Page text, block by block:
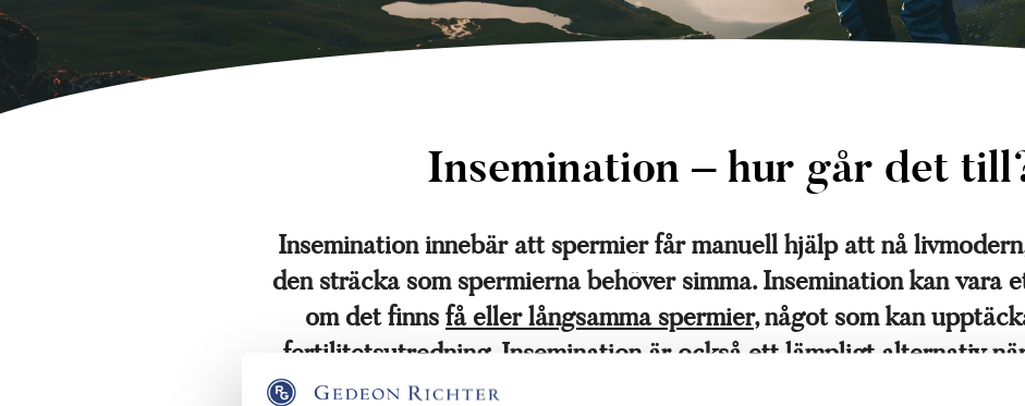
Insemination – hur går det
Insemination innebär att spermier får manuell hjälp att nå
den sträcka som spermierna behöver simma. Insemination kan vara
om det finns få eller långsamma spermier, något som kan
fertilitetsutredning. Insemination är också ett lämpligt alternativ
genomgått en livmoderhalsoperation eller önskar bli gravid